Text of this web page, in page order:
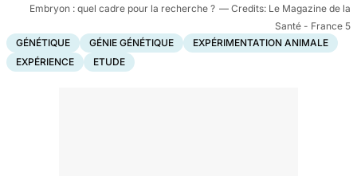
Embryon : quel cadre pour la recherche ?
Le Magazine de la
Santé - France 5
GÉNÉTIQUE
GÉNIE GÉNÉTIQUE
EXPÉRIMENTATION ANIMALE
EXPÉRIENCE
ETUDE